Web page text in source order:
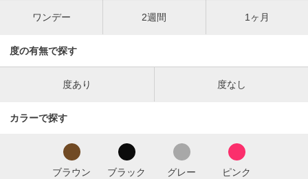
ワンデー 2週間 1ヶ月
度の有無で探す
度あり 度なし
カラーで探す
ブラウン ブラック グレー ピンク